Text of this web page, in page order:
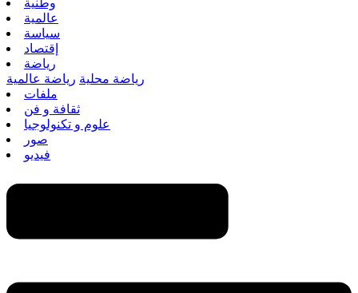
وطنية
عالمية
سياسة
إقتصاد
رياضة
رياضة محلية رياضة عالمية
ملفات
ثقافة و فن
علوم و تكنولوجيا
صور
فيديو